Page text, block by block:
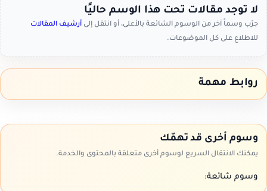
لا توجد مقالات تحت هذا الوسم حاليًا
جرّب وسماً آخر من الوسوم الشائعة بالأعلى، أو انتقل إلى أرشيف المقالات
للاطلاع على كل الموضوعات.
روابط مهمة
وسوم أخرى قد تهمّك
يمكنك الانتقال السريع لوسوم أخرى متعلقة بالمحتوى والخدمة.
وسوم شائعة: